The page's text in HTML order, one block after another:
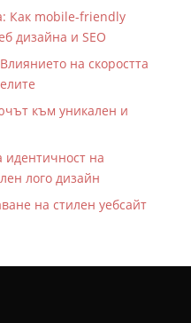
Как mobile-friendly
дизайна и SEO
на скоростта
към уникален и
идентичност на
лого дизайн
на стилен уебсайт